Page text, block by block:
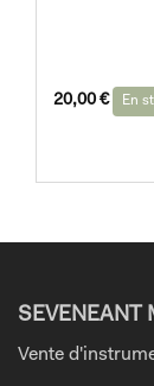
20,00 € En
SEVENEANT
Vente